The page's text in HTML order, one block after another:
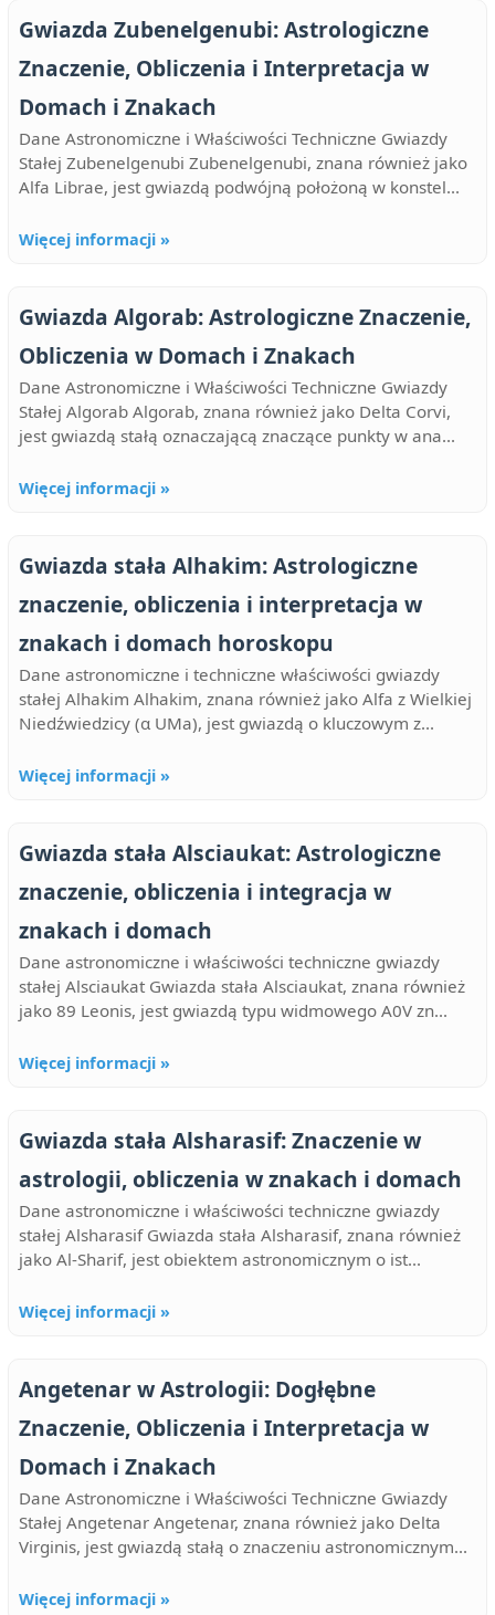
Gwiazda Zubenelgenubi: Astrologiczne
Znaczenie, Obliczenia i Interpretacja w
Domach i Znakach
Dane Astronomiczne i Właściwości Techniczne Gwiazdy
Stałej Zubenelgenubi Zubenelgenubi, znana również jako
Alfa Librae, jest gwiazdą podwójną położoną w konstel...
Więcej informacji »
Gwiazda Algorab: Astrologiczne Znaczenie,
Obliczenia w Domach i Znakach
Dane Astronomiczne i Właściwości Techniczne Gwiazdy
Stałej Algorab Algorab, znana również jako Delta Corvi,
jest gwiazdą stałą oznaczającą znaczące punkty w ana...
Więcej informacji »
Gwiazda stała Alhakim: Astrologiczne
znaczenie, obliczenia i interpretacja w
znakach i domach horoskopu
Dane astronomiczne i techniczne właściwości gwiazdy
stałej Alhakim Alhakim, znana również jako Alfa z Wielkiej
Niedźwiedzicy (α UMa), jest gwiazdą o kluczowym z...
Więcej informacji »
Gwiazda stała Alsciaukat: Astrologiczne
znaczenie, obliczenia i integracja w
znakach i domach
Dane astronomiczne i właściwości techniczne gwiazdy
stałej Alsciaukat Gwiazda stała Alsciaukat, znana również
jako 89 Leonis, jest gwiazdą typu widmowego A0V zn...
Więcej informacji »
Gwiazda stała Alsharasif: Znaczenie w
astrologii, obliczenia w znakach i domach
Dane astronomiczne i właściwości techniczne gwiazdy
stałej Alsharasif Gwiazda stała Alsharasif, znana również
jako Al-Sharif, jest obiektem astronomicznym o ist...
Więcej informacji »
Angetenar w Astrologii: Dogłębne
Znaczenie, Obliczenia i Interpretacja w
Domach i Znakach
Dane Astronomiczne i Właściwości Techniczne Gwiazdy
Stałej Angetenar Angetenar, znana również jako Delta
Virginis, jest gwiazdą stałą o znaczeniu astronomicznym...
Więcej informacji »